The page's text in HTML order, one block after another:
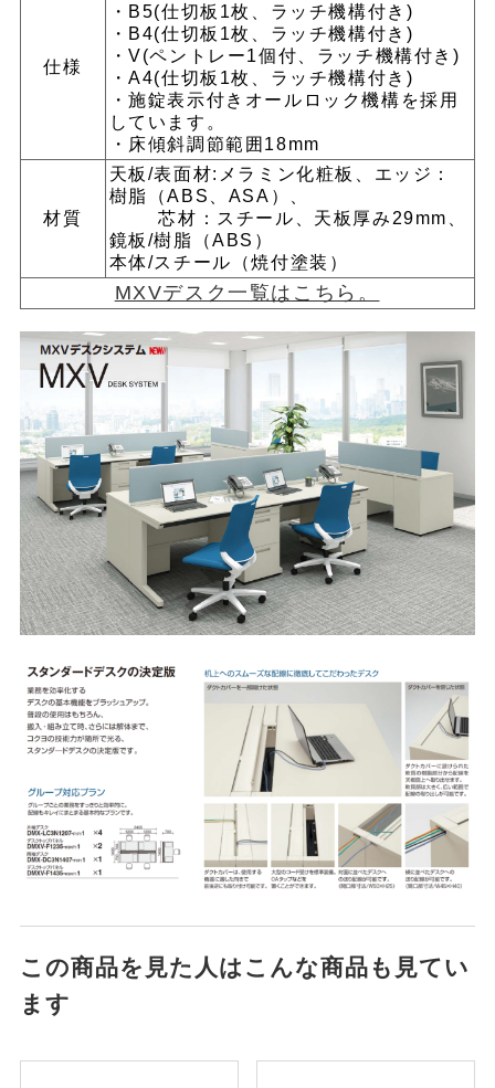
仕様
・B5(仕切板1枚、ラッチ機構付き)
・B4(仕切板1枚、ラッチ機構付き)
・V(ペントレー1個付、ラッチ機構付き)
・A4(仕切板1枚、ラッチ機構付き)
・施錠表示付きオールロック機構を採用
しています。
・床傾斜調節範囲18mm
材質
天板/表面材:メラミン化粧板、エッジ：
樹脂（ABS、ASA）、
芯材：スチール、天板厚み29mm、
鏡板/樹脂（ABS）
本体/スチール（焼付塗装）
MXVデスク一覧はこちら。
この商品を見た人はこんな商品も見てい
ます